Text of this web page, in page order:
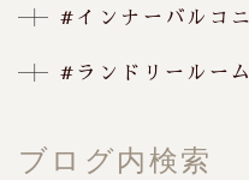
#インナーバルコ
#ランドリールー
ブログ内検索